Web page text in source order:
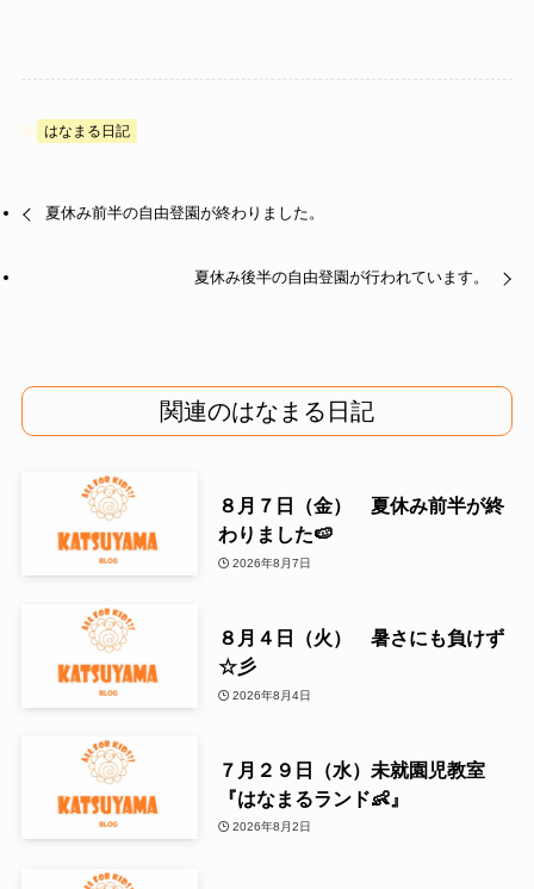
はなまる日記
夏休み前半の自由登園が終わりました。
夏休み後半の自由登園が行われています。
関連のはなまる日記
８月７日（金） 夏休み前半が終
わりました🍉
2026年8月7日
８月４日（火） 暑さにも負けず
☆彡
2026年8月4日
７月２９日（水）未就園児教室
『はなまるランド👶』
2026年8月2日